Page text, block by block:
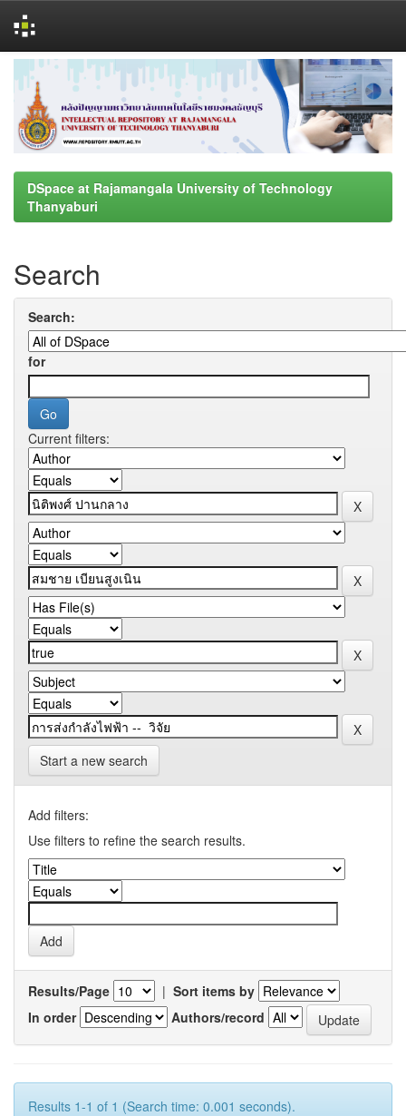
navigation
DSpace at Rajamangala University of Technology
Thanyaburi
Search
Search:
for
Current filters:
Start a new search
Add filters:
Use filters to refine the search results.
Results/Page | Sort items by
In order
Authors/record
Results 1-1 of 1 (Search time: 0.001 seconds).